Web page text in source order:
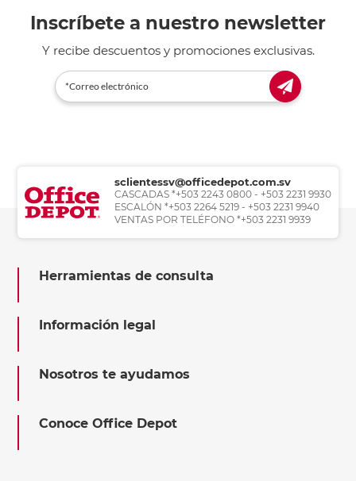
Inscríbete a nuestro newsletter
Y recibe descuentos y promociones exclusivas.
sclientessv@officedepot.com.sv
CASCADAS *+503 2243 0800 - +503 2231 9930
ESCALÓN *+503 2264 5219 - +503 2231 9940
VENTAS POR TELÉFONO *+503 2231 9939
Herramientas de consulta
Información legal
Nosotros te ayudamos
Conoce Office Depot